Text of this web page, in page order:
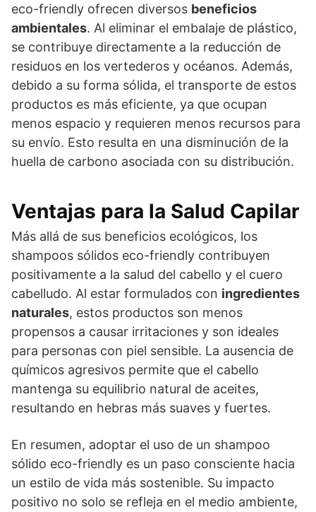
eco-friendly ofrecen diversos beneficios
ambientales. Al eliminar el embalaje de plástico,
se contribuye directamente a la reducción de
residuos en los vertederos y océanos. Además,
debido a su forma sólida, el transporte de estos
productos es más eficiente, ya que ocupan
menos espacio y requieren menos recursos para
su envío. Esto resulta en una disminución de la
huella de carbono asociada con su distribución.
Ventajas para la Salud Capilar
Más allá de sus beneficios ecológicos, los
shampoos sólidos eco-friendly contribuyen
positivamente a la salud del cabello y el cuero
cabelludo. Al estar formulados con ingredientes
naturales, estos productos son menos
propensos a causar irritaciones y son ideales
para personas con piel sensible. La ausencia de
químicos agresivos permite que el cabello
mantenga su equilibrio natural de aceites,
resultando en hebras más suaves y fuertes.
En resumen, adoptar el uso de un shampoo
sólido eco-friendly es un paso consciente hacia
un estilo de vida más sostenible. Su impacto
positivo no solo se refleja en el medio ambiente,